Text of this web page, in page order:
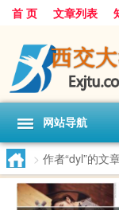
首 页 文章列表
网站导航
> 作者“dyl”的文